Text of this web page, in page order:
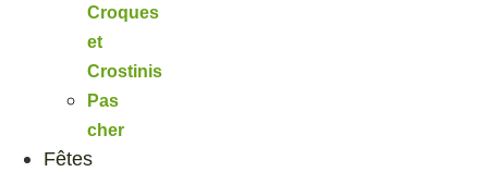
Croques
et
Crostinis
Pas
cher
Fêtes